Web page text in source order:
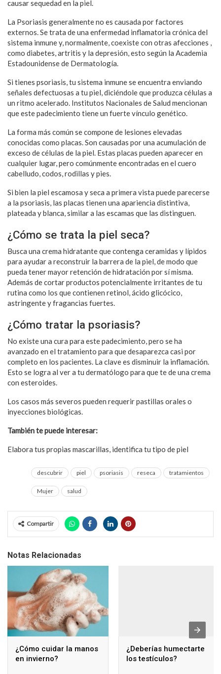
causar sequedad en la piel.
La Psoriasis generalmente no es causada por factores
externos. Se trata de una enfermedad inflamatoria crónica del
sistema inmune y, normalmente, coexiste con otras afecciones ,
como diabetes, artritis y la depresión, esto según la Academia
Estadounidense de Dermatología.
Si tienes psoriasis, tu sistema inmune se encuentra enviando
señales defectuosas a tu piel, diciéndole que produzca células a
un ritmo acelerado. Institutos Nacionales de Salud mencionan
que este padecimiento tiene un fuerte vínculo genético.
La forma más común se compone de lesiones elevadas
conocidas como placas. Son causadas por una acumulación de
exceso de células de la piel. Estas placas pueden aparecer en
cualquier lugar, pero comúnmente encontradas en el cuero
cabelludo, codos, rodillas y pies.
Si bien la piel escamosa y seca a primera vista puede parecerse
a la psoriasis, las placas tienen una apariencia distintiva,
plateada y blanca, similar a las escamas que las distinguen.
¿Cómo se trata la piel seca?
Busca una crema hidratante que contenga ceramidas y lípidos
para ayudar a reconstruir la barrera de la piel, de modo que
pueda tener mayor retención de hidratación por sí misma.
Además de cortar productos potencialmente irritantes de tu
rutina como los que contienen retinol, ácido glicócico,
astringente y fragancias fuertes.
¿Cómo tratar la psoriasis?
No existe una cura para este padecimiento, pero se ha
avanzado en el tratamiento para que desaparezca casi por
completo en los pacientes. La clave es disminuir la inflamación.
Esto se logra al ver a tu dermatólogo para que te de una crema
con esteroides.
Los casos más severos pueden requerir pastillas orales o
inyecciones biológicas.
También te puede interesar:
Elabora tus propias mascarillas, identifica tu tipo de piel
descubrir piel psoriasis reseca tratamientos
Mujer salud
Compartir
Notas Relacionadas
¿Cómo cuidar la manos
en invierno?
¿Deberías humectarte
los testículos?